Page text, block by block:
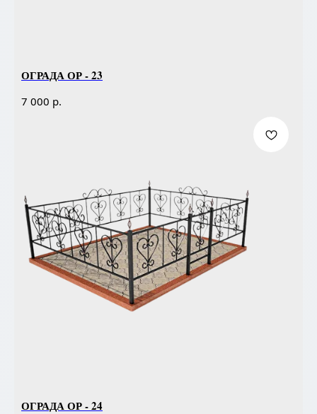
ОГРАДА ОР - 23
7 000 р.
ОГРАДА ОР - 24